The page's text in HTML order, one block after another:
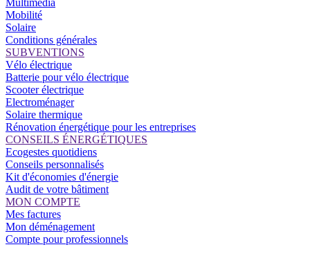
Multimédia
Mobilité
Solaire
Conditions générales
SUBVENTIONS
Vélo électrique
Batterie pour vélo électrique
Scooter électrique
Electroménager
Solaire thermique
Rénovation énergétique pour les entreprises
CONSEILS ÉNERGÉTIQUES
Ecogestes quotidiens
Conseils personnalisés
Kit d'économies d'énergie
Audit de votre bâtiment
MON COMPTE
Mes factures
Mon déménagement
Compte pour professionnels